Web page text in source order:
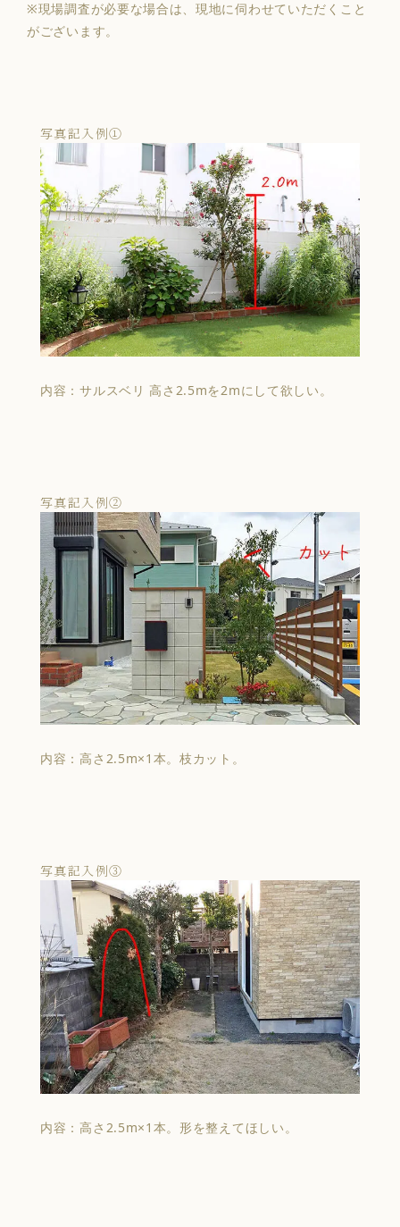
※現場調査が必要な場合は、現地に伺わせていただくこと
がございます。
写真記入例①
内容：サルスベリ 高さ2.5mを2mにして欲しい。
写真記入例②
内容：高さ2.5m×1本。枝カット。
写真記入例③
内容：高さ2.5m×1本。形を整えてほしい。